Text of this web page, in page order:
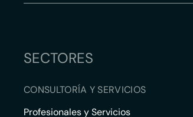
SECTORES
CONSULTORÍA Y SERVICIOS
Profesionales y Servicios